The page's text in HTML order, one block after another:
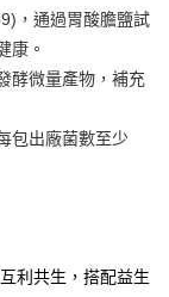
結算日後寄送繳費提
直營門市／銀行轉
公司）所提供，讓
將買賣／分期付款
商店將以您的個人
更正。
userRule
「AFTEE先享後付」
，可透過四大超商／
成。
要取消訂單，請聯絡
需透過AFTEE先享
「AFTEE先享後付
，通過胃酸膽鹽試
康。
酵微量產物，補充
包出廠菌數至少
利共生，搭配益生